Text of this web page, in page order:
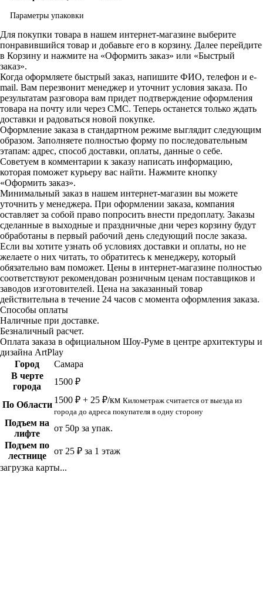
Параметры упаковки
Для покупки товара в нашем интернет-магазине выберите
понравившийся товар и добавьте его в корзину. Далее перейдите
в Корзину и нажмите на «Оформить заказ» или «Быстрый
заказ».
Когда оформляете быстрый заказ, напишите ФИО, телефон и e-
mail. Вам перезвонит менеджер и уточнит условия заказа. По
результатам разговора вам придет подтверждение оформления
товара на почту или через СМС. Теперь останется только ждать
доставки и радоваться новой покупке.
Оформление заказа в стандартном режиме выглядит следующим
образом. Заполняете полностью форму по последовательным
этапам: адрес, способ доставки, оплаты, данные о себе.
Советуем в комментарии к заказу написать информацию,
которая поможет курьеру вас найти. Нажмите кнопку
«Оформить заказ».
Минимальный заказ в нашем интернет-магазин вы можете
уточнить у менеджера. При оформлении заказа, компания
оставляет за собой право попросить внести предоплату. Заказы
сделанные в выходные и праздничные дни через корзину будут
обработаны в первый рабочий день следующий после заказа.
Если вы хотите узнать об условиях доставки и оплаты, но не
желаете о них читать, то обратитесь к менеджеру, который
обязательно вам поможет. Цены в интернет-магазине полностью
соответствуют рекомендован розничным ценам поставщиков и
заводов изготовителей. Цена на заказанный товар
действительна в течение 24 часов с момента оформления заказа.
Способы оплаты
Наличные при доставке.
Безналичный расчет.
Оплата заказа в официальном Шоу-Руме в центре архитектуры и
дизайна ArtPlay
Город
Самара
В черте
города
1500 ₽
По Области 1500 ₽ + 25 ₽/км Километраж считается от выезда из
города до адреса покупателя в одну сторону
Подъем на
лифте
от 50р за упак.
Подъем по
лестнице
от 25 ₽ за 1 этаж
загрузка карты...